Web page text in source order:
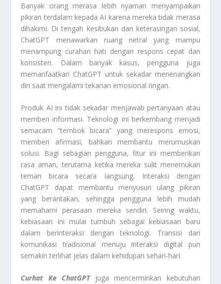
Banyak orang merasa lebih nyaman menyampaikan
pikiran terdalam kepada AI karena mereka tidak merasa
dihakimi. Di tengah kesibukan dan keterasingan sosial,
ChatGPT menawarkan ruang netral yang mampu
menampung curahan hati dengan respons cepat dan
konsisten. Dalam banyak kasus, pengguna juga
memanfaatkan ChatGPT untuk sekadar menenangkan
diri saat mengalami tekanan emosional ringan.
Produk AI ini tidak sekadar menjawab pertanyaan atau
memberi informasi. Teknologi ini berkembang menjadi
semacam “tembok bicara” yang merespons emosi,
memberi afirmasi, bahkan membantu merumuskan
solusi. Bagi sebagian pengguna, fitur ini memberikan
rasa aman, terutama ketika mereka sulit menemukan
teman bicara secara langsung. Interaksi dengan
ChatGPT dapat membantu menyusun ulang pikiran
yang berantakan, sehingga pengguna lebih mudah
memahami perasaan mereka sendiri. Seiring waktu,
kebiasaan ini mulai tumbuh sebagai kebiasaan baru
dalam berinteraksi dengan teknologi. Transisi dari
komunikasi tradisional menuju interaksi digital pun
semakin terlihat jelas dalam kehidupan sehari-hari.
Curhat Ke ChatGPTjuga mencerminkan kebutuhan